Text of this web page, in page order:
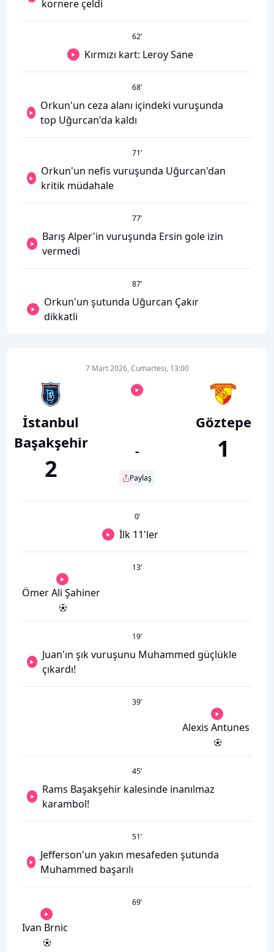
kornere çeldi
62’
Kırmızı kart: Leroy Sane
68’
Orkun'un ceza alanı içindeki vuruşunda
top Uğurcan'da kaldı
71’
Orkun'un nefis vuruşunda Uğurcan'dan
kritik müdahale
77’
Barış Alper'in vuruşunda Ersin gole izin
vermedi
87’
Orkun'un şutunda Uğurcan Çakır
dikkatli
İstanbul
Başakşehir
2
7 Mart 2026, Cumartesi, 13:00
-
Paylaş
Göztepe
1
0’
İlk 11'ler
13’
Ömer Ali Şahiner
19’
Juan'ın şık vuruşunu Muhammed güçlükle
çıkardı!
39’
Alexis Antunes
45’
Rams Başakşehir kalesinde inanılmaz
karambol!
51’
Jefferson'un yakın mesafeden şutunda
Muhammed başarılı
69’
Ivan Brnic